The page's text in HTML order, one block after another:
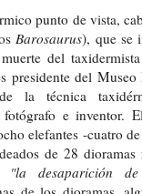
punto de vista,
Barosaurus), que se
del
presidente del Museo
la técnica
fotógrafo e inventor.
elefantes -cuatro
de 28
"la desaparición